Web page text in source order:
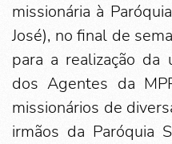
missionária à
José), no final de
para a realização da
dos Agentes da
missionários de
irmãos da Paróquia